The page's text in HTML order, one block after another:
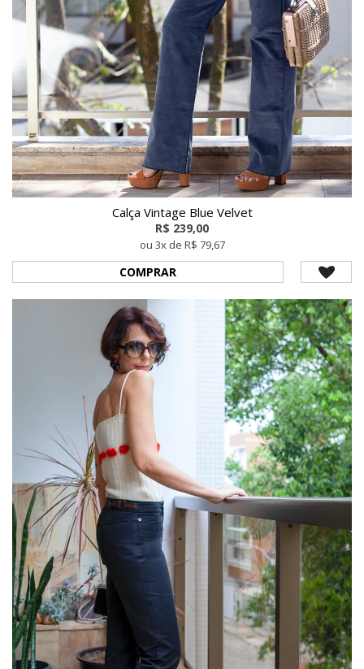
Calça Vintage Blue Velvet
R$ 239,00
ou 3x de R$ 79,67
COMPRAR